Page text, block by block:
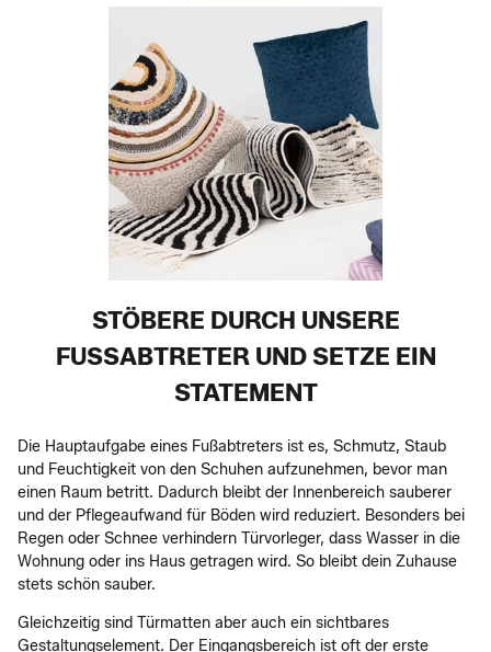
STÖBERE DURCH UNSERE
FUSSABTRETER UND SETZE EIN S
TATEMENT
Die Hauptaufgabe eines Fußabtreters ist es, Schmutz, Staub
und Feuchtigkeit von den Schuhen aufzunehmen, bevor man
einen Raum betritt. Dadurch bleibt der Innenbereich sauberer
und der Pflegeaufwand für Böden wird reduziert. Besonders bei
Regen oder Schnee verhindern Türvorleger, dass Wasser in die
Wohnung oder ins Haus getragen wird. So bleibt dein Zuhause
stets schön sauber.
Gleichzeitig sind Türmatten aber auch ein sichtbares
Gestaltungselement. Der Eingangsbereich ist oft der erste